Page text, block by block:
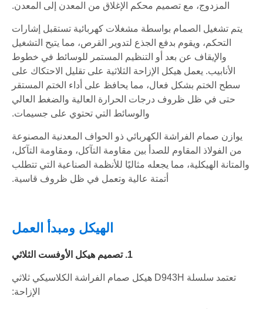
المزدوج، مع تصميم محكم الإغلاق من المعدن إلى المعدن.
يتم تشغيل الصمام بواسطة مشغلات كهربائية تستقبل إشارات
التحكم، ويقوم بدفع الجذع لتدوير القرص، مما يتيح التشغيل
والإيقاف عن بعد أو التنظيم المستمر للوسائط في خطوط
الأنابيب. يعمل هيكل الإزاحة الثلاثية على تقليل الاحتكاك على
سطح الختم بشكل فعال، مما يحافظ على أداء الختم المستقر
حتى في ظل ظروف درجات الحرارة العالية والضغط العالي
والوسائط التي تحتوي على جسيمات.
يوازن صمام الفراشة الكهربائي ذو الحواف المعدنية المصنوعة
من الفولاذ المقاوم للصدأ بين مقاومة التآكل، ومقاومة التآكل،
والمتانة الهيكلية، مما يجعله مثاليًا للأنظمة الصناعية التي تتطلب
أتمتة عالية وتعمل في ظل ظروف قاسية.
الهيكل ومبدأ العمل
1. تصميم هيكل الأوفست الثلاثي
تعتمد سلسلة D943H هيكل صمام الفراشة الكلاسيكي ثلاثي
الإزاحة: